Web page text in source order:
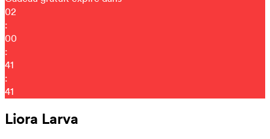
02
:
00
:
41
:
31
Liora Larva